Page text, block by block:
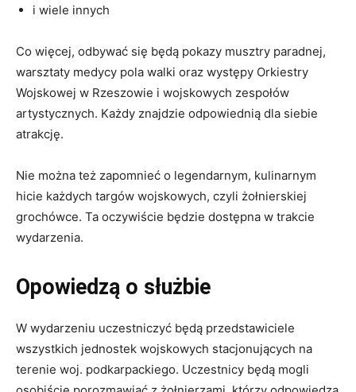
i wiele innych
Co więcej, odbywać się będą pokazy musztry paradnej,
warsztaty medycy pola walki oraz występy Orkiestry
Wojskowej w Rzeszowie i wojskowych zespołów
artystycznych. Każdy znajdzie odpowiednią dla siebie
atrakcję.
Nie można też zapomnieć o legendarnym, kulinarnym
hicie każdych targów wojskowych, czyli żołnierskiej
grochówce. Ta oczywiście będzie dostępna w trakcie
wydarzenia.
Opowiedzą o służbie
W wydarzeniu uczestniczyć będą przedstawiciele
wszystkich jednostek wojskowych stacjonujących na
terenie woj. podkarpackiego. Uczestnicy będą mogli